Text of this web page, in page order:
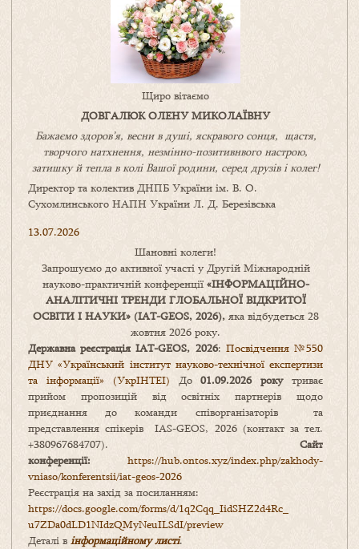
Щиро вітаємо
ДОВГАЛЮК ОЛЕНУ МИКОЛАЇВНУ
Бажаємо здоров’я, весни в душі, яскравого сонця, щастя,
творчого натхнення, незмінно-позитивнвого настрою,
затишкуйтепла в коліВашоїродини, серед друзів і колег!
Директор та колектив ДНПБ України ім. В. О.
Сухомлинського НАПН України Л. Д. Березівська
13.07.2026
Шановні колеги!
Запрошуємо до активної участі у Другій Міжнародній
науково-практичній конференції «ІНФОРМАЦІЙНО-
АНАЛІТИЧНІ ТРЕНДИ ГЛОБАЛЬНОЇ ВІДКРИТОЇ
ОСВІТИ І НАУКИ» (IAT-GEOS, 2026),яка відбудеться 28
жовтня 2026 року.
Державна реєстрація IAT-GEOS, 2026: Посвідчення №550
ДНУ «Український інститут науково-технічної експертизи
та інформації» (УкрІНТЕІ) До01.09.2026 рокутриває
прийом пропозицій від освітніх партнерів щодо
приєднання до команди співорганізаторів та
представлення спікерів IAS-GEOS, 2026 (контакт за тел.
+380967684707). Сайт
конференції: https://hub.ontos.xyz/index.php/zakhody-
vniaso/konferentsii/iat-geos-2026
Реєстрація на захід за посиланням:
https://docs.google.com/forms/d/1q2Cqq_IidSHZ2d4Rc_
u7ZDa0dLD1NIdzQMyNeuILSdI/preview
Деталі в інформаційному листі.